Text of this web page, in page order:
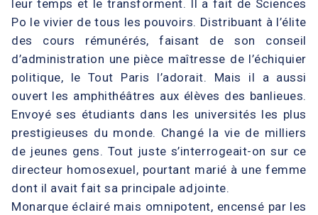
leur temps et le transforment. Il a fait de Sciences
Po le vivier de tous les pouvoirs. Distribuant à l’élite
des cours rémunérés, faisant de son conseil
d’administration une pièce maîtresse de l’échiquier
politique, le Tout Paris l’adorait. Mais il a aussi
ouvert les amphithéâtres aux élèves des banlieues.
Envoyé ses étudiants dans les universités les plus
prestigieuses du monde. Changé la vie de milliers
de jeunes gens. Tout juste s’interrogeait-on sur ce
directeur homosexuel, pourtant marié à une femme
dont il avait fait sa principale adjointe.
Monarque éclairé mais omnipotent, encensé par les